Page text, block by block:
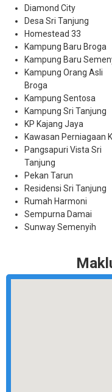
Diamond City
Desa Sri Tanjung
Homestead 33
Kampung Baru Broga
Kampung Baru
Kampung Orang Asli
Broga
Kampung Sentosa
Kampung Sri Tanjung
KP Kajang Jaya
Kawasan Perniagaan
Pangsapuri Vista Sri
Tanjung
Pekan Tarun
Residensi Sri Tanjung
Rumah Harmoni
Sempurna Damai
Sunway Semenyih